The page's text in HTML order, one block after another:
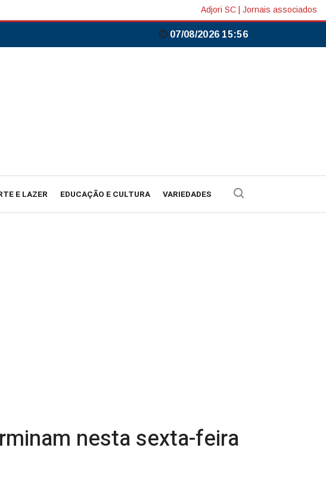
Adjori SC Jornais associados
07/08/2026 15:56
E LAZER EDUCAÇÃO E CULTURA VARIEDADES
nesta sexta-feira